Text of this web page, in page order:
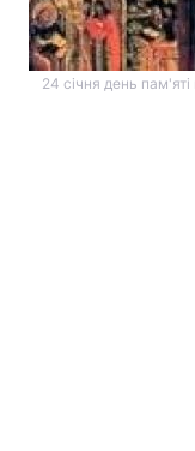
24 січня день